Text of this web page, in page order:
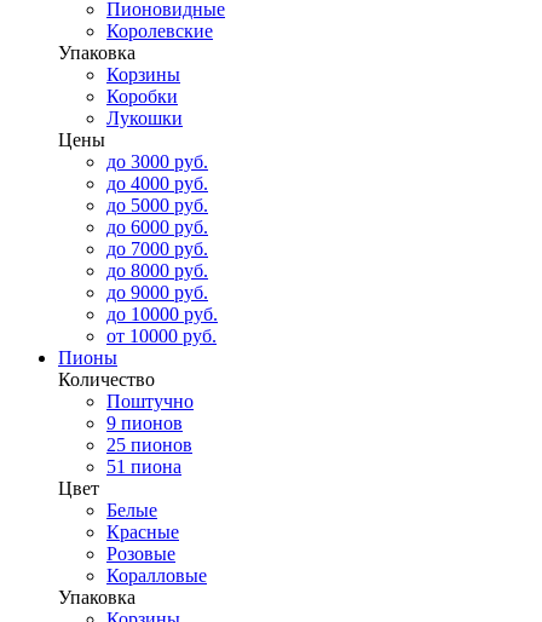
Пионовидные
Королевские
Упаковка
Корзины
Коробки
Лукошки
Цены
до 3000 руб.
до 4000 руб.
до 5000 руб.
до 6000 руб.
до 7000 руб.
до 8000 руб.
до 9000 руб.
до 10000 руб.
от 10000 руб.
Пионы
Количество
Поштучно
9 пионов
25 пионов
51 пиона
Цвет
Белые
Красные
Розовые
Коралловые
Упаковка